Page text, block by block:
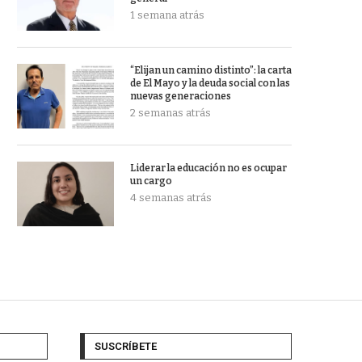
1 semana atrás
“Elijan un camino distinto”: la carta
de El Mayo y la deuda social con las
nuevas generaciones
2 semanas atrás
Liderar la educación no es ocupar
un cargo
4 semanas atrás
SUSCRÍBETE